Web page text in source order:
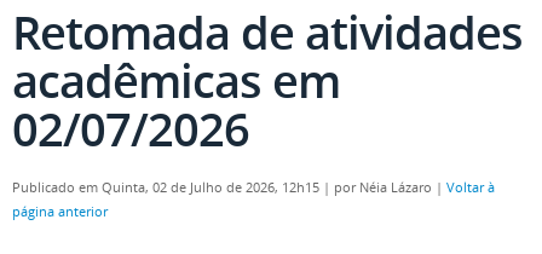
Retomada de atividades
acadêmicas em
02/07/2026
Publicado em Quinta, 02 de Julho de 2026, 12h15 | por Néia Lázaro | Voltar à
página anterior